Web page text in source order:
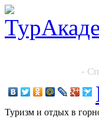
-
Туризм и отдых в